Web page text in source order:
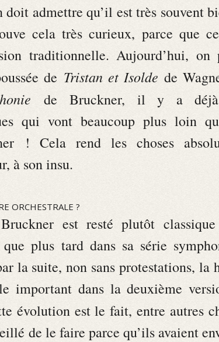
admettre qu’il est très souvent
cela très curieux, parce que
traditionnelle. Aujourd’hui, on
de Tristan et Isolde de
de Bruckner, il y a
qui vont beaucoup plus loin
! Cela rend les choses
à son insu.
ORCHESTRALE ?
est resté plutôt
plus tard dans sa série
la suite, non sans protestations, la
important dans la deuxième
évolution est le fait, entre autres
de le faire parce qu’ils avaient